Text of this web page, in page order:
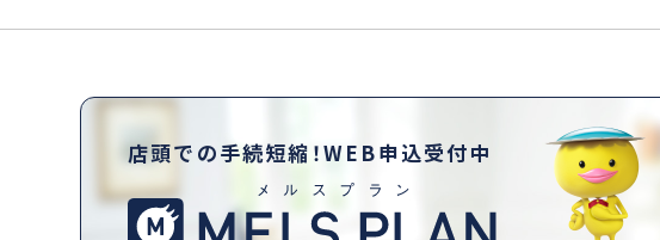
店頭での手続短縮！WEB申込受付中